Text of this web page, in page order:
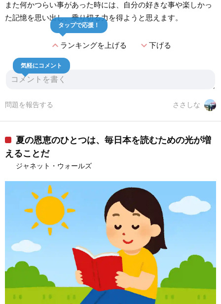
また何かつらい事があった時には、自分の好きな事や楽しかっ
た記憶を思い出し、乗り切る力を得ようと思えます。
expand_lessランキングを上げる
タップで応援！
expand_more下げる
気軽にコメント
ささしな
問題を報告する
夏の恩恵のひとつは、毎日本を読むための光が増
えることだ
ジャネット・ウォールズ